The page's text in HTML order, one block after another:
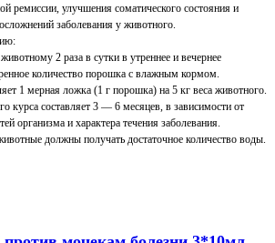
ремиссии, улучшения соматического состояния и
заболевания у животного.
2 раза в сутки в утреннее и вечернее
количество порошка с влажным кормом.
1 мерная ложка (1 г порошка) на 5 кг веса животного.
курса составляет 3 — 6 месяцев, в зависимости от
организма и характера течения заболевания.
должны получать достаточное количество воды.